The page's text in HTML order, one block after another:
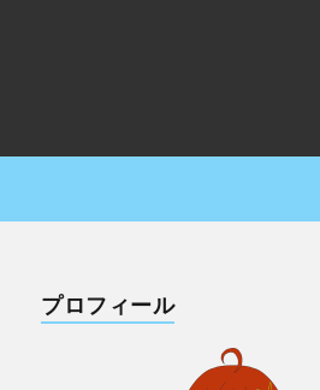
プロフィール